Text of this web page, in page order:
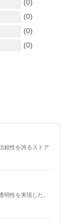
(0)
(0)
(0)
(0)
頼性を誇るストア
明性を実現した、